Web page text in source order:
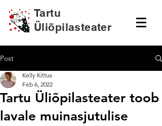
Tartu
Üliõpilasteater
Post
Tartu Üliõpilasteater toob
lavale muinasjutulise
Kelly Kittus
Feb 6, 2022